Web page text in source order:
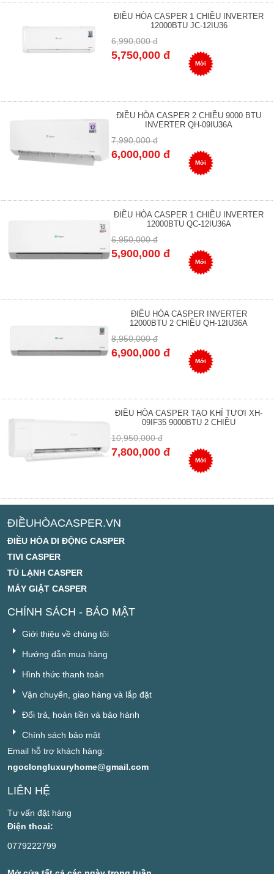
ĐIỀU HÒA CASPER 1 CHIỀU INVERTER
12000BTU JC-12IU36
6,990,000 đ
5,750,000 đ
Mới
ĐIỀU HÒA CASPER 2 CHIỀU 9000 BTU
INVERTER QH-09IU36A
7,990,000 đ
6,000,000 đ
Mới
ĐIỀU HÒA CASPER 1 CHIỀU INVERTER
12000BTU QC-12IU36A
6,950,000 đ
5,900,000 đ
Mới
ĐIỀU HÒA CASPER INVERTER
12000BTU 2 CHIỀU QH-12IU36A
8,950,000 đ
6,900,000 đ
Mới
ĐIỀU HÒA CASPER TẠO KHÍ TƯƠI XH-
09IF35 9000BTU 2 CHIỀU
10,950,000 đ
7,800,000 đ
Mới
ĐIỀUHÒACASPER.VN
ĐIỀU HÒA DI ĐỘNG CASPER
TIVI CASPER
TỦ LẠNH CASPER
MÁY GIẶT CASPER
CHÍNH SÁCH - BẢO MẬT
Giới thiệu về chúng tôi
Hướng dẫn mua hàng
Hình thức thanh toán
Vận chuyển, giao hàng và lắp đặt
Đổi trả, hoàn tiền và bảo hành
Chính sách bảo mật
Email hỗ trợ khách hàng:
ngoclongluxuryhome@gmail.com
LIÊN HỆ
Tư vấn đặt hàng
Điện thoai:
0779222799